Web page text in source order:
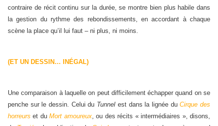
contraire de récit continu sur la durée, se montre bien plus habile dans
la gestion du rythme des rebondissements, en accordant à chaque
scène la place qu’il lui faut – ni plus, ni moins.
(ET UN DESSIN… INÉGAL)
Une comparaison à laquelle on peut difficilement échapper quand on se
penche sur le dessin. Celui du Tunnel est dans la lignée duCirque des
horreurs et duMort amoureux, ou des récits « intermédiaires », disons,